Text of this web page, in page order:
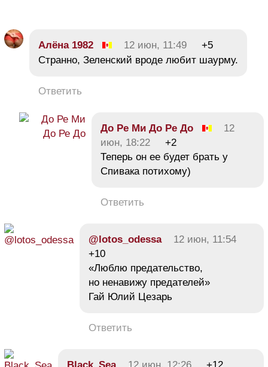
Алёна 1982 12 июн, 11:49
+5
Странно, Зеленский вроде любит шаурму.
Ответить
До Ре Ми До Ре До
12
июн, 18:22
+2
Теперь он ее будет брать у
Спивака потихому)
Ответить
@lotos_odessa
12 июн, 11:54
+10
«Люблю предательство,
но ненавижу предателей»
Гай Юлий Цезарь
Ответить